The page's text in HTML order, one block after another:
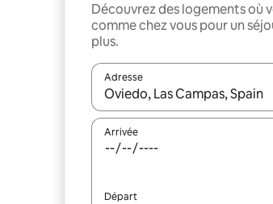
Découvrez des logements où
comme chez vous pour un
plus.
Adresse
Lorsque les résultats
Arrivée
Départ